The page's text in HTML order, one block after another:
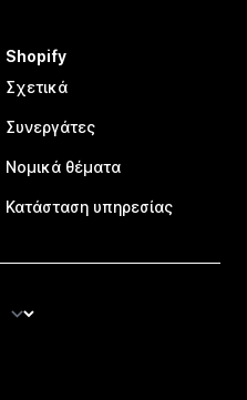
Shopify
Σχετικά
Συνεργάτες
Νομικά θέματα
Κατάσταση υπηρεσίας